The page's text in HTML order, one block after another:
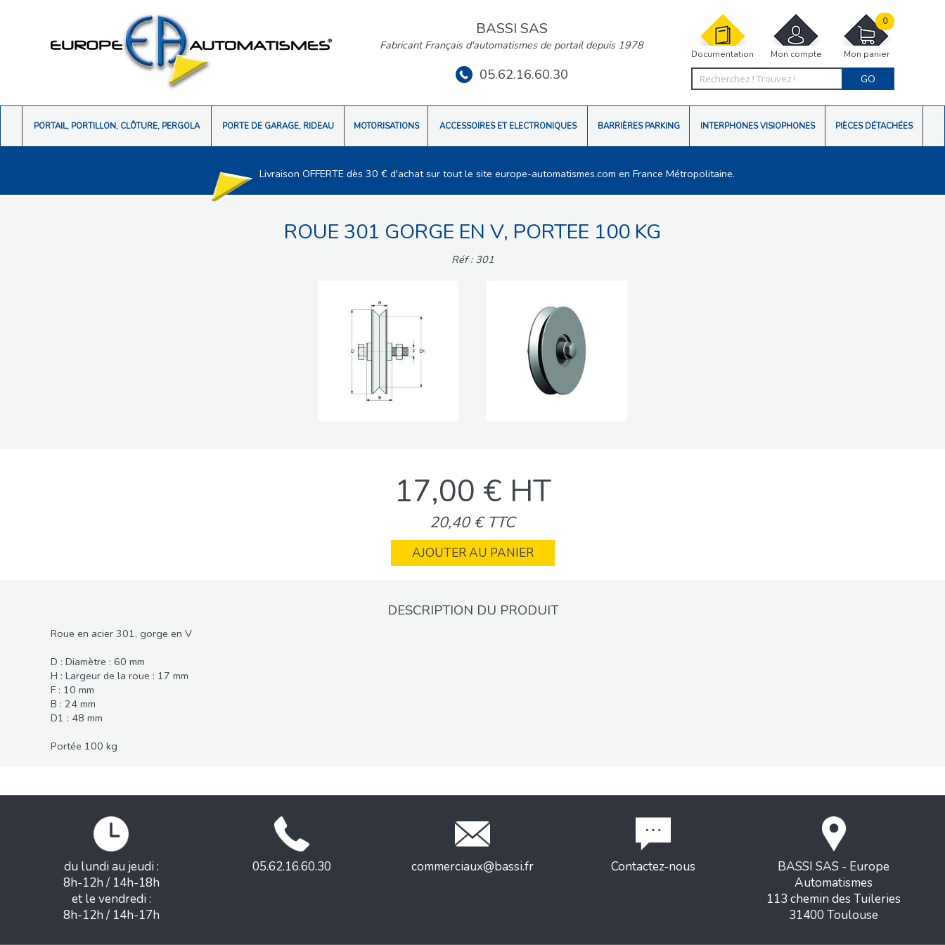
Documentation Mon compte Mon panier
0
GO
BASSI SAS
Fabricant Français d'automatismes de portail depuis 1978
05.62.16.60.30
PORTAIL, PORTILLON, CLÔTURE, PERGOLA PORTE DE GARAGE, RIDEAU MOTORISATIONS ACCESSOIRES ET ELECTRONIQUES BARRIÈRES PARKING INTERPHONES VISIOPHONES PIÈCES DÉTACHÉES
Livraison OFFERTE dès 30 € d'achat sur tout le site europe-automatismes.com en France Métropolitaine.
ROUE 301 GORGE EN V, PORTEE 100 KG
Réf : 301
17,00 € HT
20,40 € TTC
AJOUTER AU PANIER
DESCRIPTION DU PRODUIT
Roue en acier 301, gorge en V
D : Diamètre : 60 mm
H : Largeur de la roue : 17 mm
F : 10 mm
B : 24 mm
D1 : 48 mm
Portée 100 kg
du lundi au jeudi :
8h-12h / 14h-18h
et le vendredi :
8h-12h / 14h-17h
05.62.16.60.30 commerciaux@bassi.fr Contactez-nous
BASSI SAS - Europe
Automatismes
113 chemin des Tuileries
31400 Toulouse